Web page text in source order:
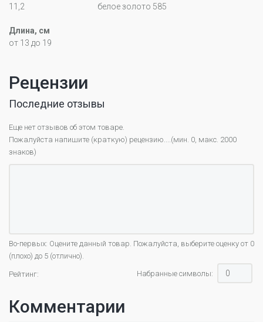
11,2
белое золото 585
Длина, см
от 13 до 19
Рецензии
Последние отзывы
Еще нет отзывов об этом товаре.
Пожалуйста напишите (краткую) рецензию....(мин. 0, макс. 2000
знаков)
Во-первых: Оцените данный товар. Пожалуйста, выберите оценку от 0
(плохо) до 5 (отлично).
Рейтинг: Набранные символы:
Комментарии